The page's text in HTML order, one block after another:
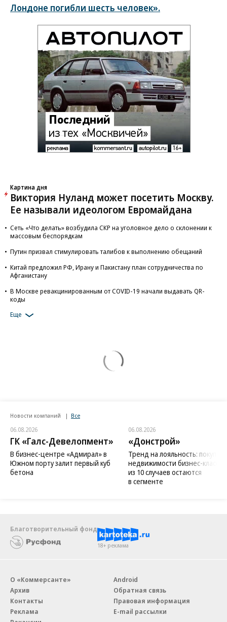
Лондоне погибли шесть человек».
Картина дня
Виктория Нуланд может посетить Москву.
Ее называли идеологом Евромайдана
Сеть «Что делать» возбудила СКР на уголовное дело о склонении к
массовым беспорядкам
Путин призвал стимулировать талибов к выполнению обещаний
Китай предложил РФ, Ирану и Пакистану план сотрудничества по
Афганистану
В Москве ревакцинированным от COVID-19 начали выдавать QR-
коды
Еще
Новости компаний Все
06.08.2026
ГК «Галс-Девелопмент»
В бизнес-центре «Адмирал» в
Южном порту залит первый куб
бетона
06.08.2026
«Донстрой»
Тренд на лояльность:
недвижимости бизнес-класса
из 10 случаев остаются
в сегменте
Благотворительный фонд
18+ реклама
О «Коммерсанте»
Архив
Контакты
Реклама
Android
Обратная связь
Правовая информация
E-mail рассылки